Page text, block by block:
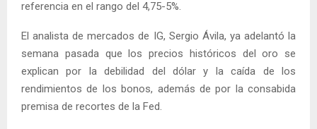
referencia en el rango del 4,75-5%.
El analista de mercados de IG, Sergio Ávila, ya adelantó la
semana pasada que los precios históricos del oro se
explican por la debilidad del dólar y la caída de los
rendimientos de los bonos, además de por la consabida
premisa de recortes de la Fed.